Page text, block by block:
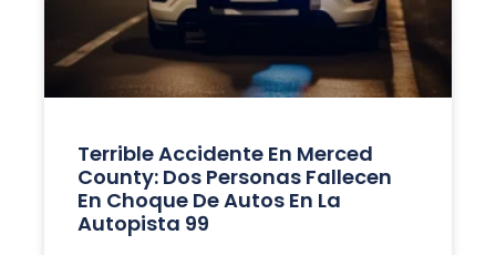
Terrible Accidente En Merced
County: Dos Personas Fallecen
En Choque De Autos En La
Autopista 99